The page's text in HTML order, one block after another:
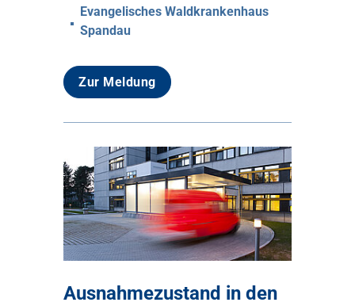
Evangelisches Waldkrankenhaus
Spandau
Zur Meldung
Ausnahmezustand in den